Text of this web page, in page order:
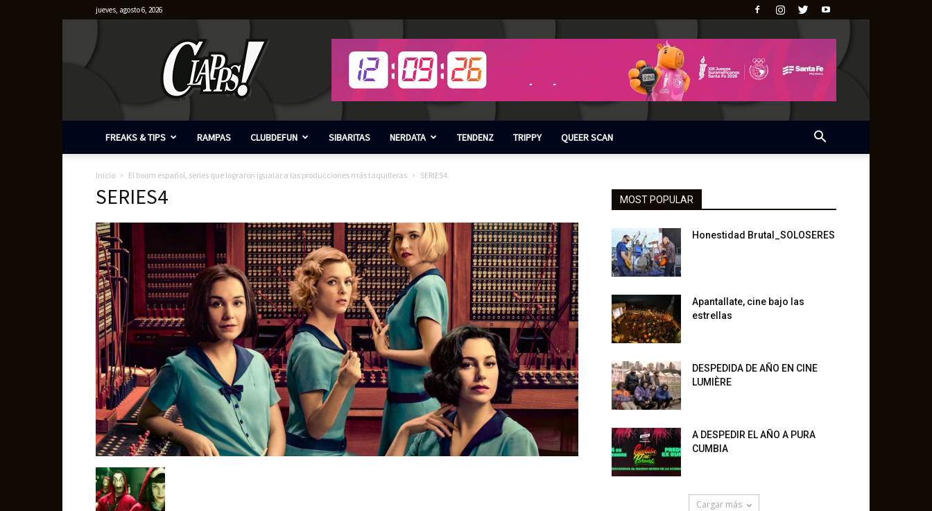
jueves, agosto 6, 2026
FREAKS & TIPS RAMPAS CLUBDEFUN SIBARITAS NERDATA TENDENZ TRIPPY QUEER SCAN
Inicio El boom español, series que lograron igualar a las producciones más taquilleras SERIES4
SERIES4 MOST POPULAR
Honestidad Brutal_SOLOSERES
Apantallate, cine bajo las
estrellas
DESPEDIDA DE AÑO EN CINE
LUMIÈRE
A DESPEDIR EL AÑO A PURA
CUMBIA
Cargar más